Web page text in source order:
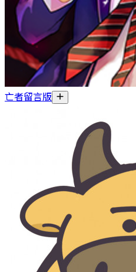
亡者留言版